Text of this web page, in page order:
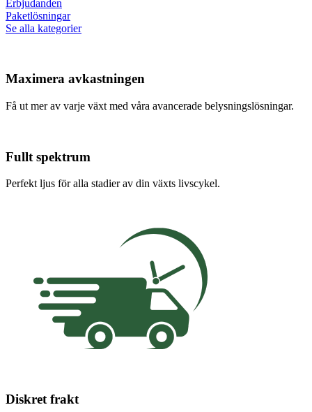
Erbjudanden
Paketlösningar
Se alla kategorier
Maximera avkastningen
Få ut mer av varje växt med våra avancerade belysningslösningar.
Fullt spektrum
Perfekt ljus för alla stadier av din växts livscykel.
Diskret frakt